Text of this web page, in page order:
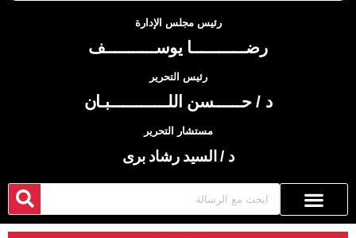
رئيس مجلس الإدارة
رضــــــــــــا يوســـــــــــف
رئيس التحرير
د / حــــــسن اللـــــــــــــبـان
مستشار التحرير
د / السيد رشاد برى